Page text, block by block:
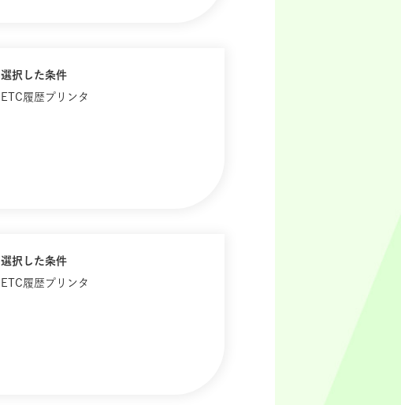
選択した条件
ETC履歴プリンタ
選択した条件
ETC履歴プリンタ